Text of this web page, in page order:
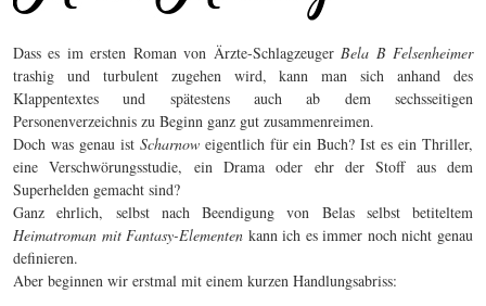
Dass es im ersten Roman von Ärzte-SchlagzeugerBela B Felsenheimer
trashig und turbulent zugehen wird, kann man sich anhand des
Klappentextes und spätestens auch ab dem sechsseitigen
Personenverzeichnis zu Beginn ganz gut zusammenreimen.
Doch was genau ist Scharnoweigentlich für ein Buch? Ist es ein Thriller,
eine Verschwörungsstudie, ein Drama oder ehr der Stoff aus dem
Superhelden gemacht sind?
Ganz ehrlich, selbst nach Beendigung von Belas selbst betiteltem
Heimatroman mit Fantasy-Elementen kann ich es immer noch nicht genau
definieren.
Aber beginnen wir erstmal mit einem kurzen Handlungsabriss: